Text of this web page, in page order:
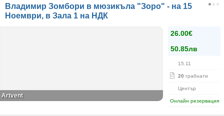
Владимир Зомбори в мюзикъла "Зоро" - на 15
Ноември, в Зала 1 на НДК
26.00€
50.85лв
15.11
20 грабнати
Център
Онлайн резервация
Artvent